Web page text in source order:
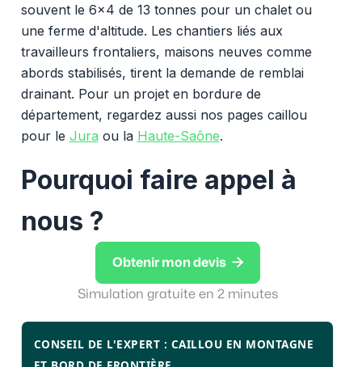
souvent le 6x4 de 13 tonnes pour un chalet ou
une ferme d'altitude. Les chantiers liés aux
travailleurs frontaliers, maisons neuves comme
abords stabilisés, tirent la demande de remblai
drainant. Pour un projet en bordure de
département, regardez aussi nos pages caillou
pour le Jura ou la Haute-Saône.
Pourquoi faire appel à
nous ?
Obtenir mon devis 
Simulation gratuite en 2 minutes
CONSEIL DE L'EXPERT : CAILLOU EN MONTAGNE